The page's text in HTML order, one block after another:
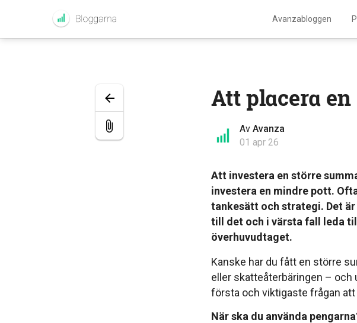
Avanzabloggen
Att placera
Av Avanza
01 apr 26
Att investera en större
investera en mindre pott.
tankesätt och strategi. Det
till det och i värsta fall leda
överhuvudtaget.
Kanske har du fått en större
eller skatteåterbäringen – och
första och viktigaste frågan att
När ska du använda